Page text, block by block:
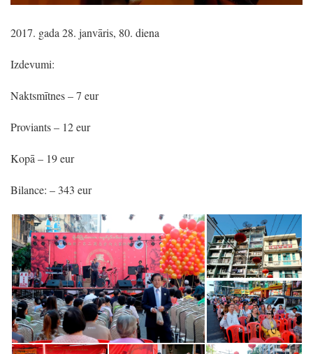
2017. gada 28. janvāris, 80. diena
Izdevumi:
Naktsmītnes – 7 eur
Proviants – 12 eur
Kopā – 19 eur
Bilance: – 343 eur